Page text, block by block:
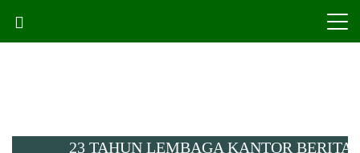
content
23 TAHUN LEMBAGA KANTOR BERITA